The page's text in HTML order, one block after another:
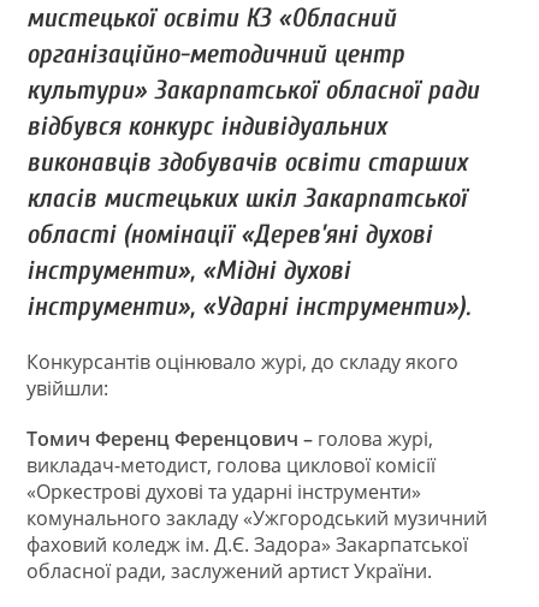
мистецької освіти КЗ «Обласний
організаційно-методичний центр
культури» Закарпатської обласної ради
відбувся конкурс індивідуальних
виконавців здобувачів освіти старших
класів мистецьких шкіл Закарпатської
області (номінації «Дерев’яні духові
інструменти», «Мідні духові
інструменти», «Ударні інструменти»).
Конкурсантів оцінювало журі, до складу якого
увійшли:
Томич Ференц Ференцович – голова журі,
викладач-методист, голова циклової комісії
«Оркестрові духові та ударні інструменти»
комунального закладу «Ужгородський музичний
фаховий коледж ім. Д.Є. Задора» Закарпатської
обласної ради, заслужений артист України.